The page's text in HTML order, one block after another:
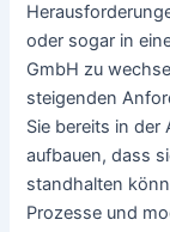
oder sogar in
GmbH zu
steigenden
Sie bereits in
aufbauen, dass
standhalten
Prozesse und